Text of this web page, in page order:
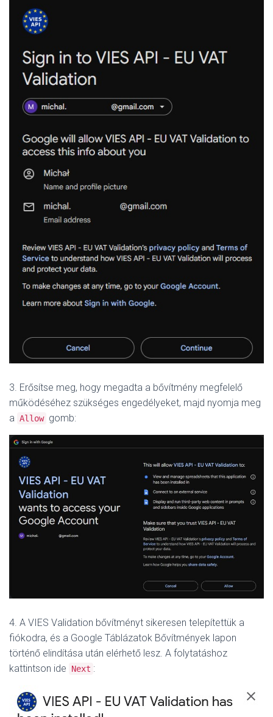
3. Erősítse meg, hogy megadta a bővítmény megfelelő
működéséhez szükséges engedélyeket, majd nyomja meg
a Allow gomb:
4. A VIES Validation bővítményt sikeresen telepítettük a
fiókodra, és a Google Táblázatok Bővítmények lapon
történő elindítása után elérhető lesz. A folytatáshoz
kattintson ide
Next :